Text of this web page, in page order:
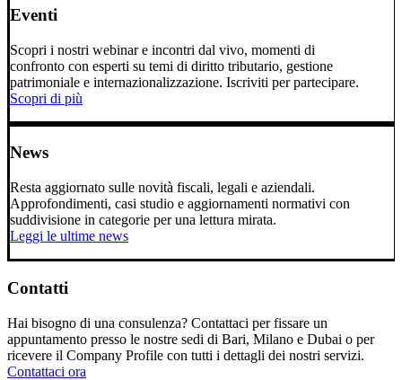
Eventi
Scopri i nostri webinar e incontri dal vivo, momenti di
confronto con esperti su temi di diritto tributario, gestione
patrimoniale e internazionalizzazione. Iscriviti per partecipare.
Scopri di più
News
Resta aggiornato sulle novità fiscali, legali e aziendali.
Approfondimenti, casi studio e aggiornamenti normativi con
suddivisione in categorie per una lettura mirata.
Leggi le ultime news
Contatti
Hai bisogno di una consulenza? Contattaci per fissare un
appuntamento presso le nostre sedi di Bari, Milano e Dubai o per
ricevere il Company Profile con tutti i dettagli dei nostri servizi.
Contattaci ora